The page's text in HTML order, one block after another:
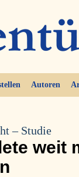
Autoren
– Studie
weit